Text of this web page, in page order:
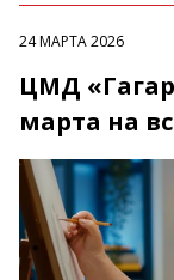
24 МАРТА 2026
ЦМД
марта на